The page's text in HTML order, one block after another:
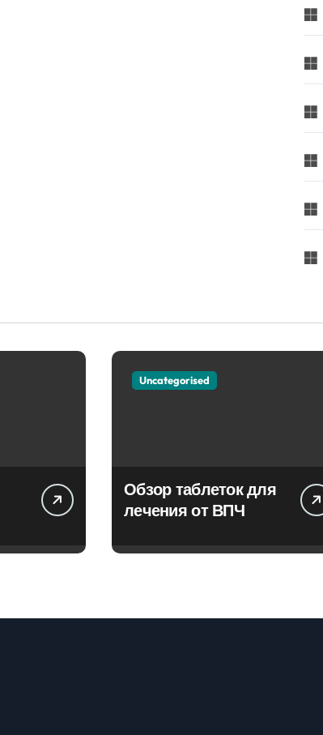
Uncategorised
Обзор таблеток для
лечения от ВПЧ